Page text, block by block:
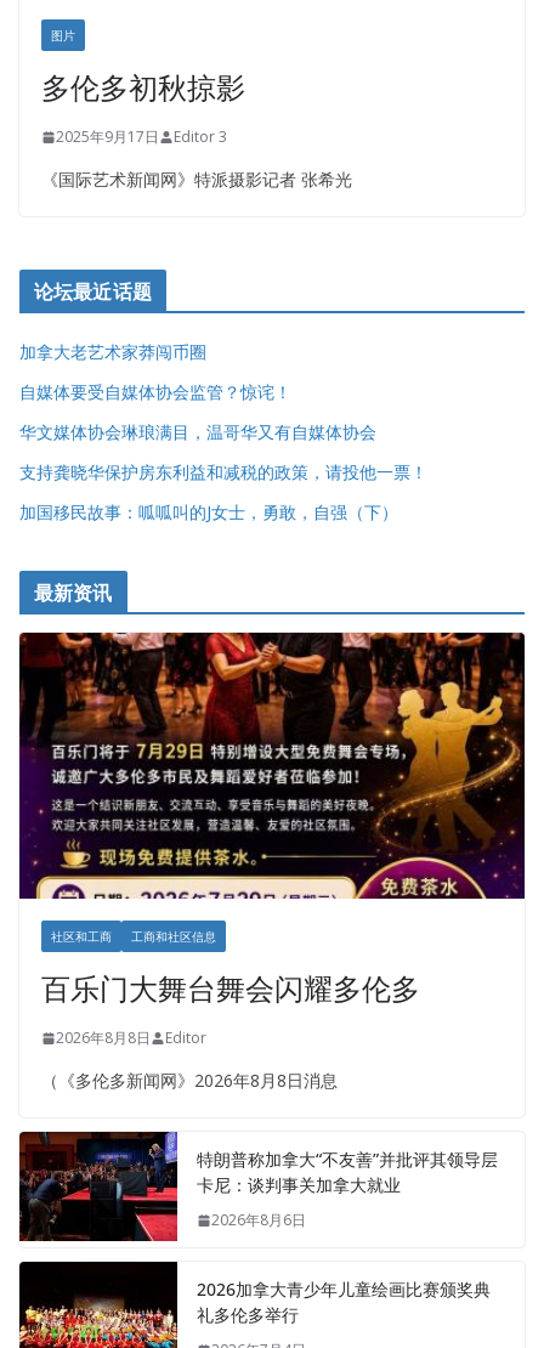
图片
多伦多初秋掠影
2025年9月17日 Editor 3
《国际艺术新闻网》特派摄影记者 张希光
论坛最近话题
加拿大老艺术家莽闯币圈
自媒体要受自媒体协会监管？惊诧！
华文媒体协会琳琅满目，温哥华又有自媒体协会
支持龚晓华保护房东利益和减税的政策，请投他一票！
加国移民故事：呱呱叫的J女士，勇敢，自强（下）
最新资讯
社区和工商 工商和社区信息
百乐门大舞台舞会闪耀多伦多
2026年8月8日 Editor
（《多伦多新闻网》2026年8月8日消息
特朗普称加拿大“不友善”并批评其领导层
卡尼：谈判事关加拿大就业
2026年8月6日
2026加拿大青少年儿童绘画比赛颁奖典
礼多伦多举行